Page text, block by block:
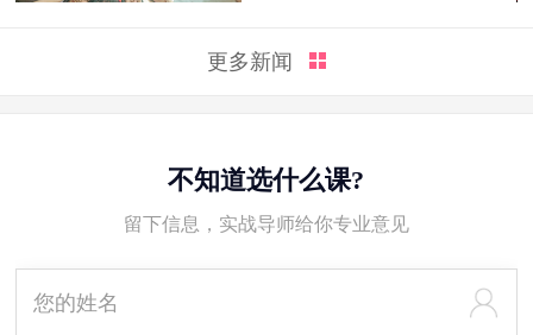
更多新闻
不知道选什么课?
留下信息，实战导师给你专业意见